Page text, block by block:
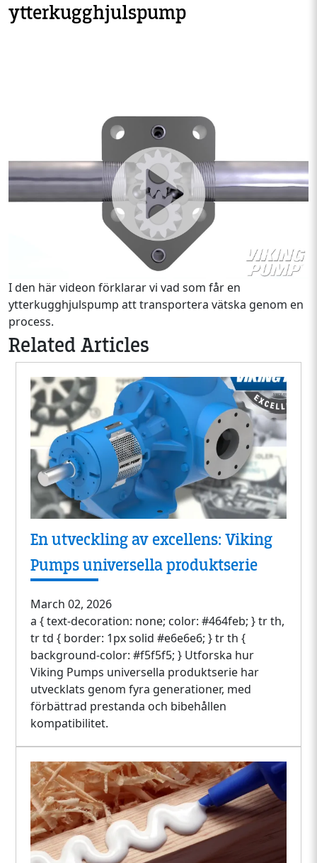
ytterkugghjulspump
I den här videon förklarar vi vad som får en
ytterkugghjulspump att transportera vätska genom en
process.
Related Articles
En utveckling av excellens: Viking
Pumps universella produktserie
March 02, 2026
a { text-decoration: none; color: #464feb; } tr th,
tr td { border: 1px solid #e6e6e6; } tr th {
background-color: #f5f5f5; } Utforska hur
Viking Pumps universella produktserie har
utvecklats genom fyra generationer, med
förbättrad prestanda och bibehållen
kompatibilitet.